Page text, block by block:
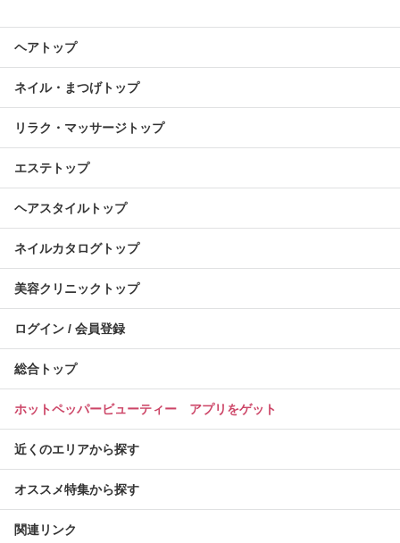
ヘアトップ
ネイル・まつげトップ
リラク・マッサージトップ
エステトップ
ヘアスタイルトップ
ネイルカタログトップ
美容クリニックトップ
ログイン / 会員登録
総合トップ
ホットペッパービューティー アプリをゲット
近くのエリアから探す
オススメ特集から探す
関連リンク